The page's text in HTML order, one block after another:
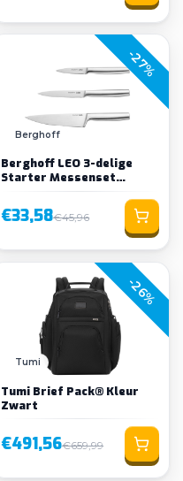
-27%
Berghoff
Berghoff LEO 3-delige
Starter Messenset
€33,58€45,96
-26%
Tumi
Tumi Brief Pack® Kleur
Zwart
€491,56€659,99